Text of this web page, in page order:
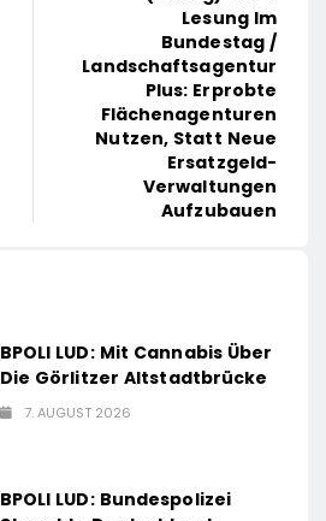
Lesung Im
Bundestag /
Landschaftsagentur
Plus: Erprobte
Flächenagenturen
Nutzen, Statt Neue
Ersatzgeld-
Verwaltungen
Aufzubauen
BPOLI LUD: Mit Cannabis Über
Die Görlitzer Altstadtbrücke
7. AUGUST 2026
BPOLI LUD: Bundespolizei